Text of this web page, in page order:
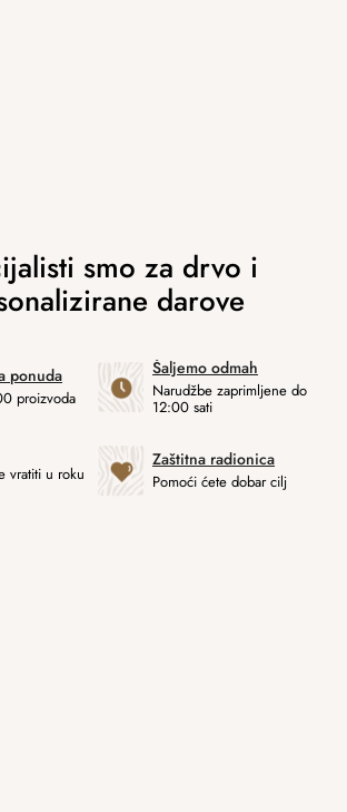
ponuda
proizvoda
Šaljemo odmah
Narudžbe zaprimljene do
12:00 sati
vratiti u roku
Zaštitna radionica
Pomoći ćete dobar cilj